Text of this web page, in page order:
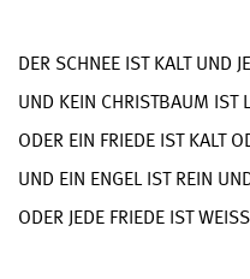
DER SCHNEE IST KALT UND
UND KEIN CHRISTBAUM IST
ODER EIN FRIEDE IST KALT
UND EIN ENGEL IST REIN
ODER JEDE FRIEDE IST